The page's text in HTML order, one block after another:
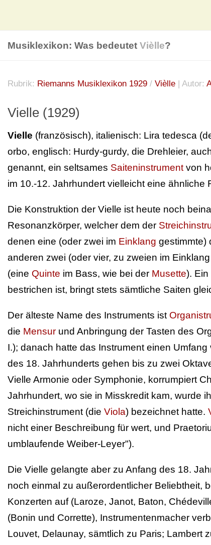
Musiklexikon: Was bedeutet Vièlle?
Rubrik: Riemanns Musiklexikon 1929 / Vièlle | Autor:
Vielle (1929)
Vielle (französisch), italienisch: Lira tedesca
orbo, englisch: Hurdy-gurdy, die Drehleier,
genannt, ein seltsames Saiteninstrument von
im 10.-12. Jahrhundert vielleicht eine ähnliche
Die Konstruktion der Vielle ist heute noch
Resonanzkörper, welcher dem der
denen eine (oder zwei im Einklang gestimmte)
anderen zwei (oder vier, zu zweien im
(eine Quinte im Bass, wie bei der Musette).
bestrichen ist, bringt stets sämtliche Saiten
Der älteste Name des Instruments ist
die Mensur und Anbringung der Tasten des
I.); danach hatte das Instrument einen Umfang
des 18. Jahrhunderts gehen bis zu zwei
Vielle Armonie oder Symphonie, korrumpiert
Jahrhundert, wo sie in Misskredit kam, wurde
Streichinstrument (die Viola) bezeichnet hatte.
nicht einer Beschreibung für wert, und
umblaufende Weiber-Leyer").
Die Vielle gelangte aber zu Anfang des 18.
noch einmal zu außerordentlicher Beliebtheit,
Konzerten auf (Laroze, Janot, Baton,
(Bonin und Corrette), Instrumentenmacher
Louvet, Delaunay, sämtlich zu Paris; Lambert